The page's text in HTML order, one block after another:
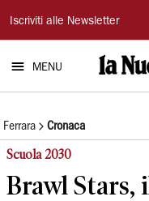
La
Nuova
Ferrara
Iscriviti alle Newsletter
MENU
Ferrara Cronaca
Scuola 2030
Brawl